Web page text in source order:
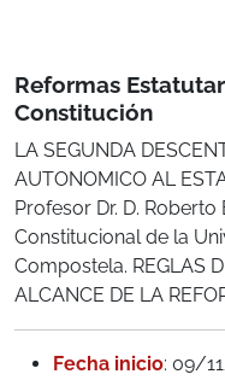
Reformas
Constitución
LA SEGUNDA
AUTONOMICO AL
Profesor Dr. D.
Constitucional de la
Compostela. REGLAS
ALCANCE DE LA
Fecha inicio: 09/